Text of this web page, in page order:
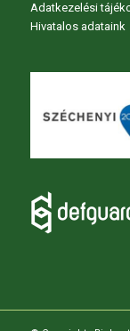
Adatkezelési
Hivatalos adataink